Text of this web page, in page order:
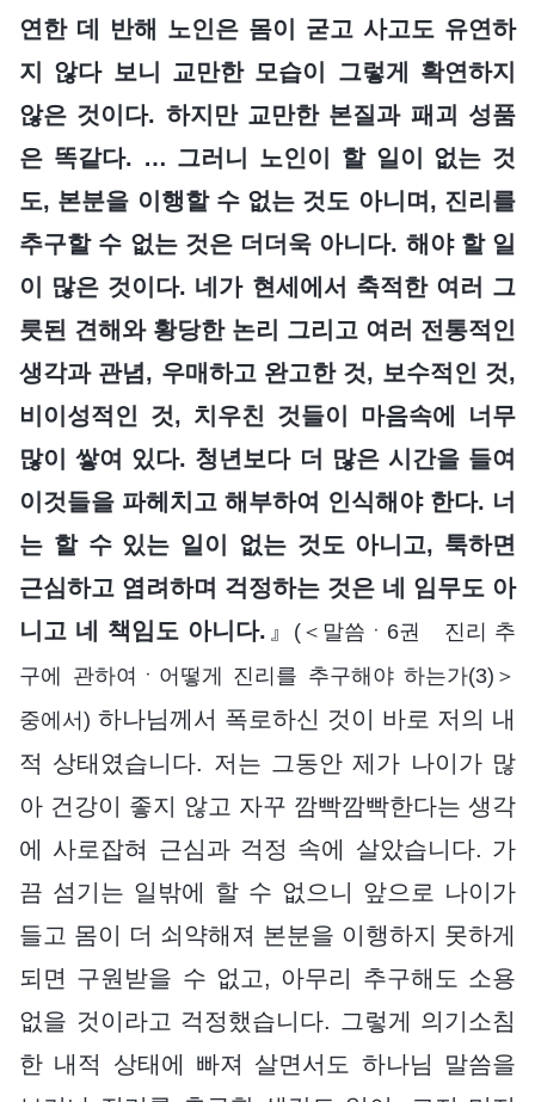
연한 데 반해 노인은 몸이 굳고 사고도 유연하
지 않다 보니 교만한 모습이 그렇게 확연하지
않은 것이다. 하지만 교만한 본질과 패괴 성품
은 똑같다. … 그러니 노인이 할 일이 없는 것
도, 본분을 이행할 수 없는 것도 아니며, 진리를
추구할 수 없는 것은 더더욱 아니다. 해야 할 일
이 많은 것이다. 네가 현세에서 축적한 여러 그
릇된 견해와 황당한 논리 그리고 여러 전통적인
생각과 관념, 우매하고 완고한 것, 보수적인 것,
비이성적인 것, 치우친 것들이 마음속에 너무
많이 쌓여 있다. 청년보다 더 많은 시간을 들여
이것들을 파헤치고 해부하여 인식해야 한다. 너
는 할 수 있는 일이 없는 것도 아니고, 툭하면
근심하고 염려하며 걱정하는 것은 네 임무도 아
니고 네 책임도 아니다. 』
(＜말씀ㆍ6권 진리 추
구에 관하여ㆍ어떻게 진리를 추구해야 하는가(3)＞
중에서) 하나님께서 폭로하신 것이 바로 저의 내
적 상태였습니다. 저는 그동안 제가 나이가 많
아 건강이 좋지 않고 자꾸 깜빡깜빡한다는 생각
에 사로잡혀 근심과 걱정 속에 살았습니다. 가
끔 섬기는 일밖에 할 수 없으니 앞으로 나이가
들고 몸이 더 쇠약해져 본분을 이행하지 못하게
되면 구원받을 수 없고, 아무리 추구해도 소용
없을 것이라고 걱정했습니다. 그렇게 의기소침
한 내적 상태에 빠져 살면서도 하나님 말씀을